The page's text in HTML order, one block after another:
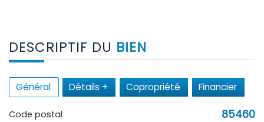
DESCRIPTIF DU BIEN
Général Détails + Copropriété Financier
Code postal 85460